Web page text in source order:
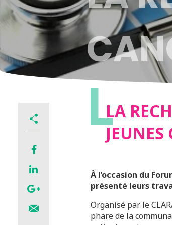
PAR
LLA
JEUNES
À l’occasion du
présenté leurs
Organisé par le
phare de la